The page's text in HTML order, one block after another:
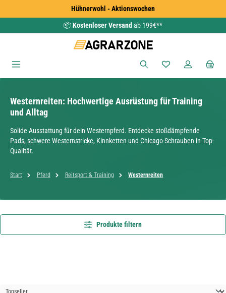
Zum Hauptinhalt springenHühnerwohl - Aktionswochen
📦Kostenloser Versand ab 199€**
Du hast 0
Westernreiten: Hochwertige Ausrüstung für Training
und Alltag
Solide Ausstattung für dein Westernpferd. Entdecke stoßdämpfende
Pads, schwere Westernstricke, Kinnketten und Chicago-Schrauben in Top-
Qualität.
Start Pferd Reitsport & Training Westernreiten
Produkte filtern